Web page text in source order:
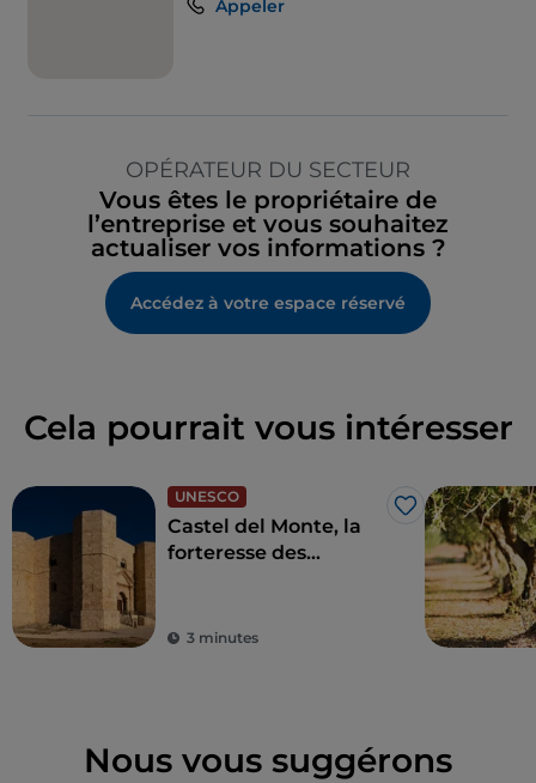
Appeler
OPÉRATEUR DU SECTEUR
Vous êtes le propriétaire de
l’entreprise et vous souhaitez
actualiser vos informations ?
Accédez à votre espace réservé
Cela pourrait vous intéresser
UNESCO
J’aime
Castel del Monte, la
forteresse des
3 minutes
Nous vous suggérons